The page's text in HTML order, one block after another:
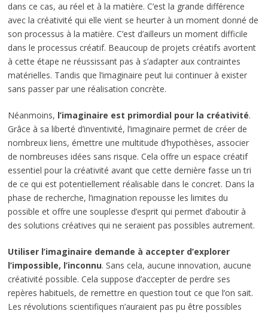
dans ce cas, au réel et à la matière. C’est la grande différence
avec la créativité qui elle vient se heurter à un moment donné de
son processus à la matière. C’est d’ailleurs un moment difficile
dans le processus créatif. Beaucoup de projets créatifs avortent
à cette étape ne réussissant pas à s’adapter aux contraintes
matérielles. Tandis que l’imaginaire peut lui continuer à exister
sans passer par une réalisation concrète.
Néanmoins, l’imaginaire est primordial pour la créativité.
Grâce à sa liberté d’inventivité, l’imaginaire permet de créer de
nombreux liens, émettre une multitude d’hypothèses, associer
de nombreuses idées sans risque. Cela offre un espace créatif
essentiel pour la créativité avant que cette dernière fasse un tri
de ce qui est potentiellement réalisable dans le concret. Dans la
phase de recherche, l’imagination repousse les limites du
possible et offre une souplesse d’esprit qui permet d’aboutir à
des solutions créatives qui ne seraient pas possibles autrement.
Utiliser l’imaginaire demande à accepter d’explorer
l’impossible, l’inconnu. Sans cela, aucune innovation, aucune
créativité possible. Cela suppose d’accepter de perdre ses
repères habituels, de remettre en question tout ce que l’on sait.
Les révolutions scientifiques n’auraient pas pu être possibles